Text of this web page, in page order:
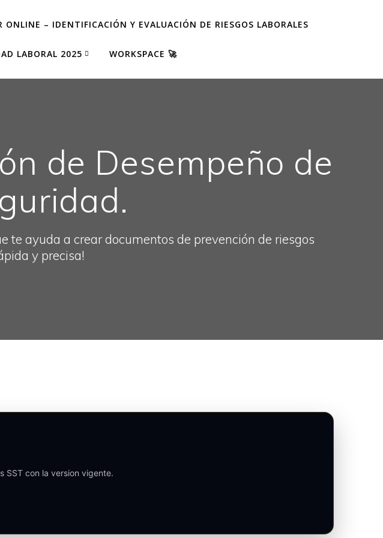
ONLINE – IDENTIFICACIÓN Y EVALUACIÓN DE RIESGOS LABORALES
LABORAL 2025 WORKSPACE 🚀
de Desempeño de
te ayuda a crear documentos de prevención de riesgos
y precisa!
SST con la version vigente.